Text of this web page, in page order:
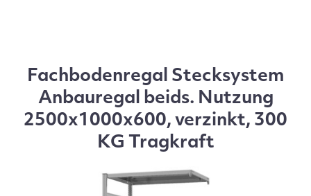
Fachbodenregal Stecksystem
Anbauregal beids. Nutzung
2500x1000x600, verzinkt, 300
KG Tragkraft